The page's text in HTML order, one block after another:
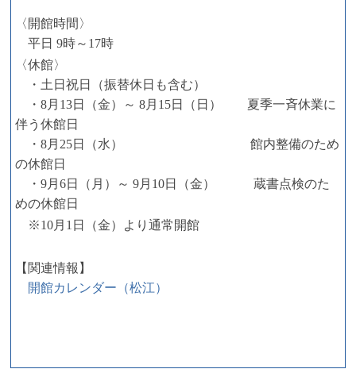
〈開館時間〉
平日 9時～17時
〈休館〉
・土日祝日（振替休日も含む）
・8月13日（金）～ 8月15日（日） 夏季一斉休業に
伴う休館日
・8月25日（水） 館内整備のため
の休館日
・9月6日（月）～ 9月10日（金） 蔵書点検のた
めの休館日
※10月1日（金）より通常開館
【関連情報】
開館カレンダー（松江）